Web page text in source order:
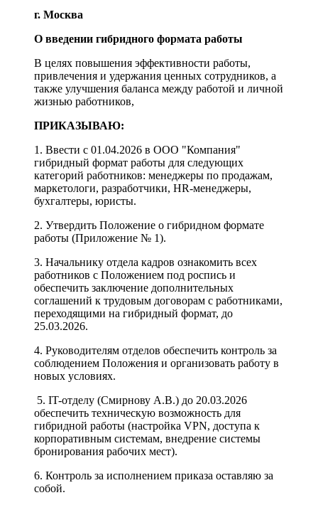
г. Москва
О введении гибридного формата работы
В целях повышения эффективности работы,
привлечения и удержания ценных сотрудников, а
также улучшения баланса между работой и личной
жизнью работников,
ПРИКАЗЫВАЮ:
1. Ввести с 01.04.2026 в ООО "Компания"
гибридный формат работы для следующих
категорий работников: менеджеры по продажам,
маркетологи, разработчики, HR-менеджеры,
бухгалтеры, юристы.
2. Утвердить Положение о гибридном формате
работы (Приложение № 1).
3. Начальнику отдела кадров ознакомить всех
работников с Положением под роспись и
обеспечить заключение дополнительных
соглашений к трудовым договорам с работниками,
переходящими на гибридный формат, до
25.03.2026.
4. Руководителям отделов обеспечить контроль за
соблюдением Положения и организовать работу в
новых условиях.
5. IT-отделу (Смирнову А.В.) до 20.03.2026
обеспечить техническую возможность для
гибридной работы (настройка VPN, доступа к
корпоративным системам, внедрение системы
бронирования рабочих мест).
6. Контроль за исполнением приказа оставляю за
собой.